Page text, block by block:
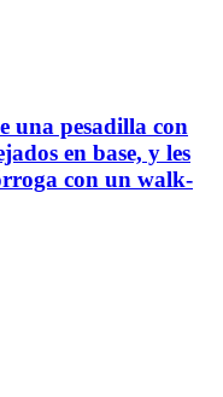
una pesadilla con
en base, y les
con un walk-